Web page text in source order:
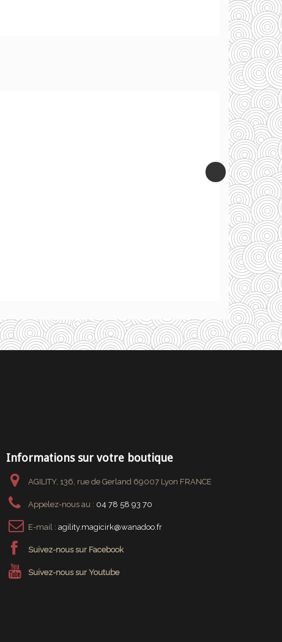
Informations sur votre boutique
AGILITY, 136, rue de Gerland 69007 Lyon FRANCE
Appelez-nous au : 04 78 58 93 70
E-mail : agility.magicirk@wanadoo.fr
Suivez-nous sur Facebook
Suivez-nous sur Youtube